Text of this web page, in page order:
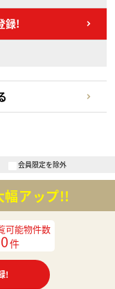
録!
会員限定を除外
幅アップ!!
可能物件数
0件
!